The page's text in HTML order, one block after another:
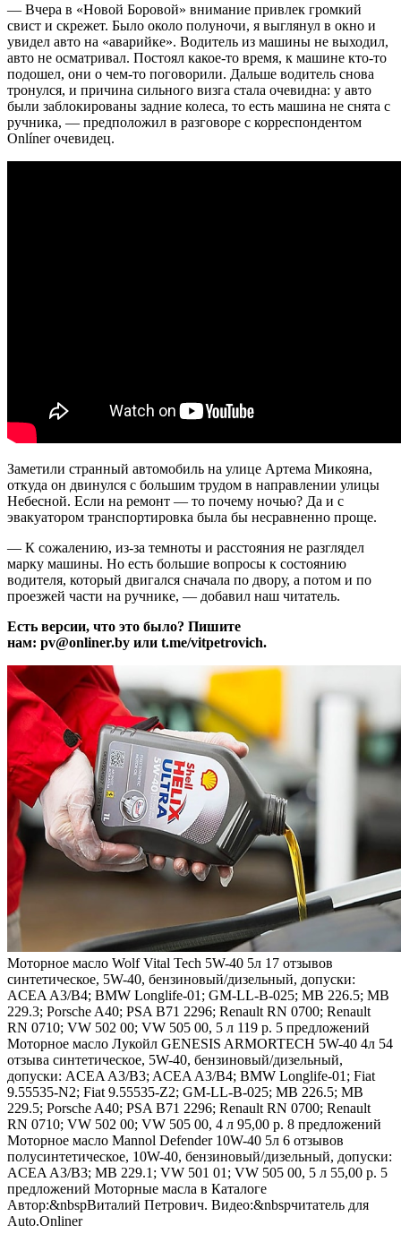
— Вчера в «Новой Боровой» внимание привлек громкий
свист и скрежет. Было около полуночи, я выглянул в окно и
увидел авто на «аварийке». Водитель из машины не выходил,
авто не осматривал. Постоял какое-то время, к машине кто-то
подошел, они о чем-то поговорили. Дальше водитель снова
тронулся, и причина сильного визга стала очевидна: у авто
были заблокированы задние колеса, то есть машина не снята с
ручника, — предположил в разговоре с корреспондентом
Onlíner очевидец.
Заметили странный автомобиль на улице Артема Микояна,
откуда он двинулся с большим трудом в направлении улицы
Небесной. Если на ремонт — то почему ночью? Да и с
эвакуатором транспортировка была бы несравненно проще.
— К сожалению, из-за темноты и расстояния не разглядел
марку машины. Но есть большие вопросы к состоянию
водителя, который двигался сначала по двору, а потом и по
проезжей части на ручнике, — добавил наш читатель.
Есть версии, что это было? Пишите
нам: pv@onliner.by или t.me/vitpetrovich.
Моторное масло Wolf Vital Tech 5W-40 5л 17 отзывов
синтетическое, 5W-40, бензиновый/дизельный, допуски:
ACEA A3/B4; BMW Longlife-01; GM-LL-B-025; MB 226.5; MB
229.3; Porsche A40; PSA B71 2296; Renault RN 0700; Renault
RN 0710; VW 502 00; VW 505 00, 5 л 119 р. 5 предложений
Моторное масло Лукойл GENESIS ARMORTECH 5W-40 4л 54
отзыва синтетическое, 5W-40, бензиновый/дизельный,
допуски: ACEA A3/B3; ACEA A3/B4; BMW Longlife-01; Fiat
9.55535-N2; Fiat 9.55535-Z2; GM-LL-B-025; MB 226.5; MB
229.5; Porsche A40; PSA B71 2296; Renault RN 0700; Renault
RN 0710; VW 502 00; VW 505 00, 4 л 95,00 р. 8 предложений
Моторное масло Mannol Defender 10W-40 5л 6 отзывов
полусинтетическое, 10W-40, бензиновый/дизельный, допуски:
ACEA A3/B3; MB 229.1; VW 501 01; VW 505 00, 5 л 55,00 р. 5
предложений Моторные масла в Каталоге
Автор:&nbspВиталий Петрович. Видео:&nbspчитатель для
Auto.Onliner